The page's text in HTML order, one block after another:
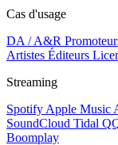
Cas d'usage
DA / A&R
Artistes Éditeurs
Streaming
Spotify Apple Music
SoundCloud Tidal
Boomplay